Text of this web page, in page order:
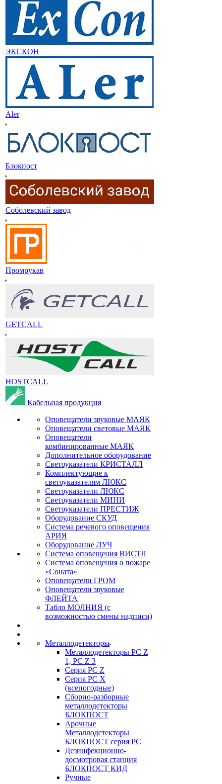
ЭКСКОН
Aler
Блокпост
Соболевский завод
Промрукав
GETCALL
HOSTCALL
Кабельная продукция
Оповещатели звуковые МАЯК
Оповещатели световые МАЯК
Оповещатели
комбинированные МАЯК
Дополнительное оборудование
Светоуказатели КРИСТАЛЛ
Комплектующие к
светоуказателям ЛЮКС
Светоуказатели ЛЮКС
Светоуказатели МИНИ
Светоуказатели ПРЕСТИЖ
Оборудование СКУД
Система речевого оповещения
АРИЯ
Оборудование ЛУЧ
Система оповещения ВИСТЛ
Система оповещения о пожаре
«Соната»
Оповещатели ГРОМ
Оповещатели звуковые
ФЛЕЙТА
Табло МОЛНИЯ (с
возможностью смены надписи)
Металлодетекторы
Металлодетекторы РС Z
1, PC Z 3
Серия РС Z
Серия РС X
(всепогодные)
Сборно-разборные
металлодетекторы
БЛОКПОСТ
Арочные
Металлодетекторы
БЛОКПОСТ серия РС
Дезинфекционно-
досмотровая станция
БЛОКПОСТ КИД
Ручные